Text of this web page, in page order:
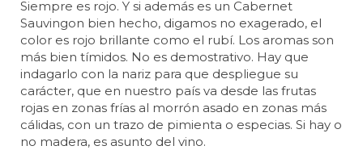
Siempre es rojo. Y si además es un Cabernet
Sauvingon bien hecho, digamos no exagerado, el
color es rojo brillante como el rubí. Los aromas son
más bien tímidos. No es demostrativo. Hay que
indagarlo con la nariz para que despliegue su
carácter, que en nuestro país va desde las frutas
rojas en zonas frías al morrón asado en zonas más
cálidas, con un trazo de pimienta o especias. Si hay o
no madera, es asunto del vino.